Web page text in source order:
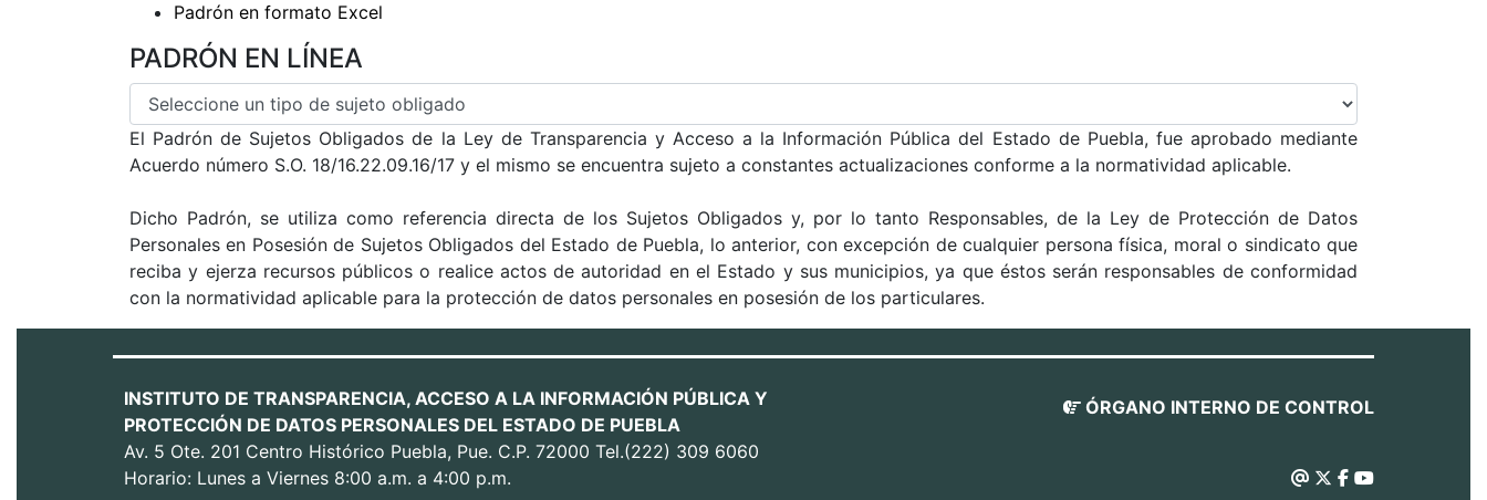
Padrón en formato Excel
PADRÓN EN LÍNEA
El Padrón de Sujetos Obligados de la Ley de Transparencia y Acceso a la Información Pública del Estado de Puebla, fue aprobado mediante
Acuerdo número S.O. 18/16.22.09.16/17 y el mismo se encuentra sujeto a constantes actualizaciones conforme a la normatividad aplicable.
Dicho Padrón, se utiliza como referencia directa de los Sujetos Obligados y, por lo tanto Responsables, de la Ley de Protección de Datos
Personales en Posesión de Sujetos Obligados del Estado de Puebla, lo anterior, con excepción de cualquier persona física, moral o sindicato que
reciba y ejerza recursos públicos o realice actos de autoridad en el Estado y sus municipios, ya que éstos serán responsables de conformidad
con la normatividad aplicable para la protección de datos personales en posesión de los particulares.
INSTITUTO DE TRANSPARENCIA, ACCESO A LA INFORMACIÓN PÚBLICA Y
PROTECCIÓN DE DATOS PERSONALES DEL ESTADO DE PUEBLA
Av. 5 Ote. 201 Centro Histórico Puebla, Pue. C.P. 72000 Tel.(222) 309 6060
Horario: Lunes a Viernes 8:00 a.m. a 4:00 p.m.
ÓRGANO INTERNO DE CONTROL